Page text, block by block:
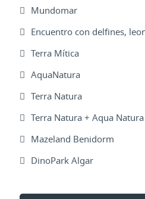
Mundomar
Encuentro con delfines,
Terra Mítica
AquaNatura
Terra Natura
Terra Natura + Aqua Natura
Mazeland Benidorm
DinoPark Algar